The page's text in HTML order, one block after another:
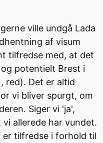
ville undgå Lada
af visum
tilfredse med, at det
potentielt Brest i
red). Det er altid
vi bliver spurgt, om
Siger vi 'ja',
allerede har vundet.
er tilfredse i forhold til